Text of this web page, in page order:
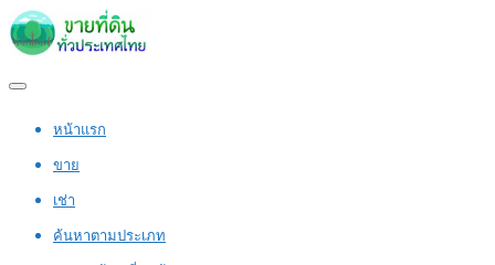
หน้าแรก
ขาย
เช่า
ค้นหาตามประเภท